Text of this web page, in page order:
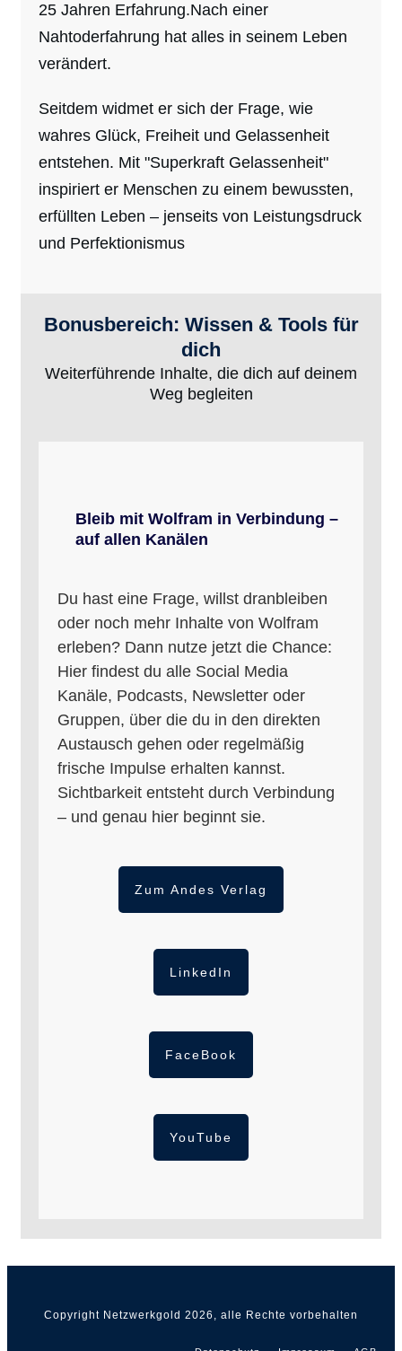
25 Jahren Erfahrung.Nach einer
Nahtoderfahrung hat alles in seinem Leben
verändert.
Seitdem widmet er sich der Frage, wie
wahres Glück, Freiheit und Gelassenheit
entstehen. Mit "Superkraft Gelassenheit"
inspiriert er Menschen zu einem bewussten,
erfüllten Leben – jenseits von Leistungsdruck
und Perfektionismus
Bonusbereich: Wissen & Tools für
dich
Weiterführende Inhalte, die dich auf deinem
Weg begleiten
Bleib mit Wolfram in Verbindung –
auf allen Kanälen
Du hast eine Frage, willst dranbleiben
oder noch mehr Inhalte von Wolfram
erleben? Dann nutze jetzt die Chance:
Hier findest du alle Social Media
Kanäle, Podcasts, Newsletter oder
Gruppen, über die du in den direkten
Austausch gehen oder regelmäßig
frische Impulse erhalten kannst.
Sichtbarkeit entsteht durch Verbindung
– und genau hier beginnt sie.
Zum Andes Verlag
LinkedIn
FaceBook
YouTube
Copyright Netzwerkgold 2026 , alle Rechte vorbehalten